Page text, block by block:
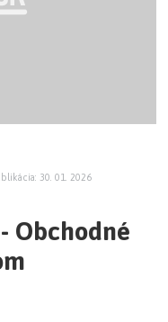
30. 01. 2026
Obchodné